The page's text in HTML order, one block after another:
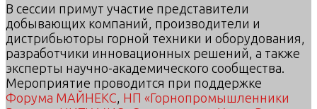
В сессии примут участие представители
добывающих компаний, производители и
дистрибьюторы горной техники и оборудования,
разработчики инновационных решений, а также
эксперты научно-академического сообщества.
Мероприятие проводится при поддержке
Форума МАЙНЕКС НП «Горнопромышленники